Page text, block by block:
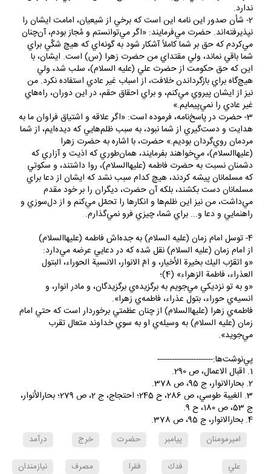
ندارد.
2- شأن صدور اين نامه اين است كه برخي از شيعيان، امامت ايشان را
نپذيرفته‌اند. حضرت مي‌فرمايند: «اگر مي‌توانستم و مُجاز بودم، آن‌چنان
مي‌كردم كه حق بر شما كاملاً آشكار شود به گونه‌اي كه هيچ شكّي براي
شما باقي نماند، ولي مقتداي من حضرت زهرا (س) است. ايشان، با
اين كه حق حكومت از حضرت علي (عليه السلام)، سلب شد، ولي
هيچ‌گاه براي بازگرداندن خلافت، از اسباب غير عادي استفاده نكرد. من
نيز از ايشان پيروي مي‌كنم، و براي احقاق حقم، در اين دوران، راه‌هاي
غير عادي را نمي‌پيمايم.»
3- حضرت در پاسخ‌نامه، فرموده است: «اگر علاقه و اشتياق فراوان ما به
هدايت و دست‌گيري از شما نبود، به سبب ظلم‌هايي كه ديده‌ايم، از شما
مردمان روي‌گردان بوديم.» حضرت، با اشاره به حضرت زهرا
(عليهاالسلام)، مي‌خواهند بفرمايند، همان‌طوري كه اذيت و آزاري كه
دشمنان نسبت به حضرت فاطمه (عليهاالسلام)، روا داشتند، و سكوتي
كه مسلمانان پيشه كردند، هيچ كدام سبب نشد كه ايشان از دعا براي
مسلمانان دست بكشند، بلكه آن حضرت، ديگران را بر خود مقدم
مي‌داشت، من نيز اين ظلم‌ها و انكارها را تحمّل مي‌كنم و از دل‌سوزي و
راهنمايي و دعا و... براي شما، چيزي فرو نمي‌گذارم.
4- توسل امام زمان (عليه السلام) به جده‌اش فاطمه (عليهاالسلام)
از امام زمان (عليه السلام) نقل شده كه در دعايي عرضه مي‌دارد:
«و اتقرّب اليك بخيرة الأخيار، و امّ الانوار، الانسية الحوراء، البتول
العذراء، فاطمة الزهراء» (4)؛
«و به تو نزديكي مي‌جويم به برگزيده‌ي برگزيدگان، و مادر انوار، و
انسيه‌ي حوراء، بتول عذراء، فاطمه‌ي زهرا».
فاطمه‌ي زهرا (عليهاالسلام) از چنان عظمتي برخوردار است كه حتي امام
زمان (عليه السلام) به وسيله‌ي او به سوي خداوند متعال تقرب
مي‌جويد».
پي‌نوشت‌ها:-----------------------
1. اقبال الاعمال، ص 290.
2. بحارالانوار، ج 95، ص 378.
3. الغيبة طوسي، ص 286، ح 245؛ احتجاج، ج 2، ص 279؛ بحارالأنوار،
ج 53، ص 180، ح 9.
4. بحارالانوار، ج 95، ص 378.
اميرمومنان پيامبر حضرت خرج درآمد
علي فدك فقرا مصرف نيازمندان